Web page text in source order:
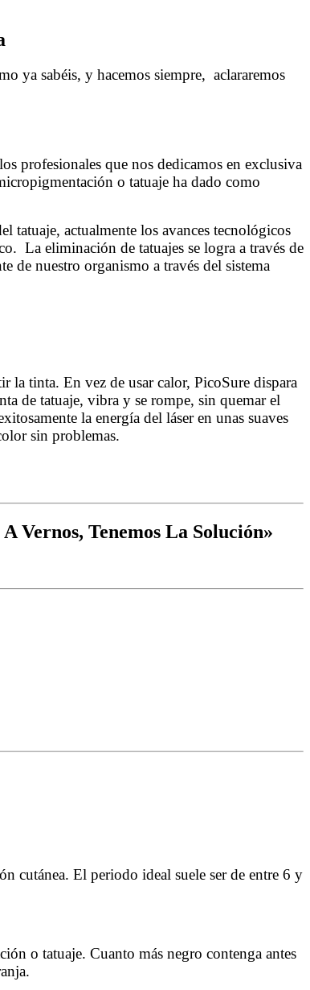
ya sabéis, y hacemos siempre, aclararemos
profesionales que nos dedicamos en exclusiva
o tatuaje ha dado como
tatuaje, actualmente los avances tecnológicos
La eliminación de tatuajes se logra a través de
de nuestro organismo a través del sistema
la tinta. En vez de usar calor, PicoSure dispara
de tatuaje, vibra y se rompe, sin quemar el
la energía del láser en unas suaves
sin problemas.
Vernos, Tenemos La Solución»
cutánea. El periodo ideal suele ser de entre 6 y
o tatuaje. Cuanto más negro contenga antes